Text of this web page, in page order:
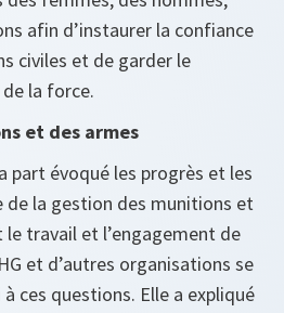
afin d’instaurer la confiance
civiles et de garder le
la force.
et des armes
part évoqué les progrès et les
de la gestion des munitions et
travail et l’engagement de
et d’autres organisations se
ces questions. Elle a expliqué